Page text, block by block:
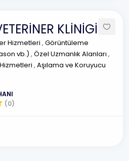
KLİNİGİ
Hizmetleri , Görüntüleme
vb.) , Özel Uzmanlık Alanları ,
, Aşılama ve Koruyucu
(0)